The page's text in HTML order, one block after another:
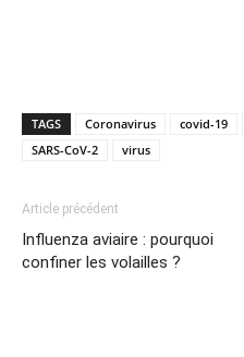
TAGS Coronavirus covid-19
SARS-CoV-2
virus
Article précédent
Influenza aviaire : pourquoi
confiner les volailles ?